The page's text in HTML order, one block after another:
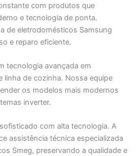
com produtos que
e tecnologia de ponta.
de eletrodomésticos Samsung
e reparo eficiente.
tecnologia avançada em
linha de cozinha. Nossa equipe
os modelos mais modernos
inverter.
com alta tecnologia. A
assistência técnica especializada
Smeg, preservando a qualidade e